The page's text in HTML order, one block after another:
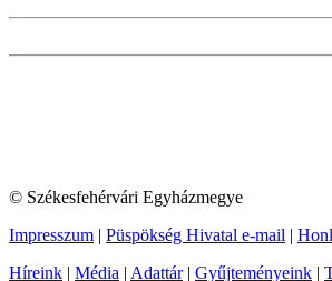
© Székesfehérvári Egyházmegye
Impresszum | Püspökség Hivatal e-mail |
Híreink | Média | Adattár| Gyűjteményeink |